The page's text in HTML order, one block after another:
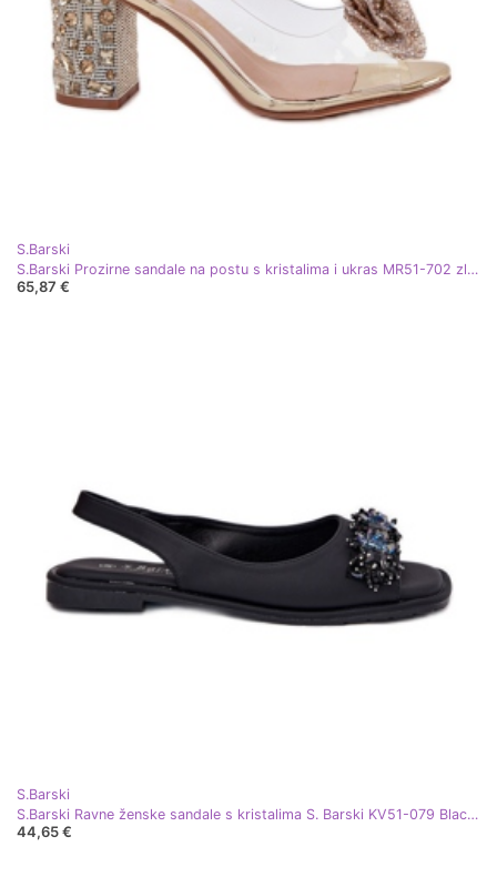
S.Barski
S.Barski Prozirne sandale na postu s kristalima i ukras MR51-702 zlatni
65,87 €
S.Barski
S.Barski Ravne ženske sandale s kristalima S. Barski KV51-079 Black crna
44,65 €